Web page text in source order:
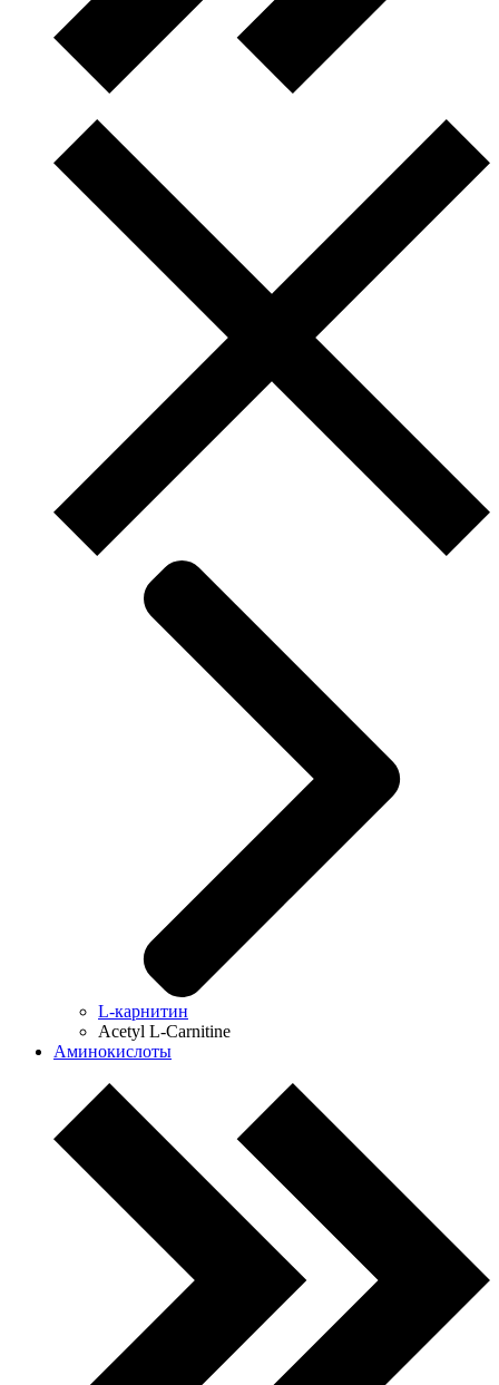
L-карнитин
Acetyl L-Carnitine
Аминокислоты